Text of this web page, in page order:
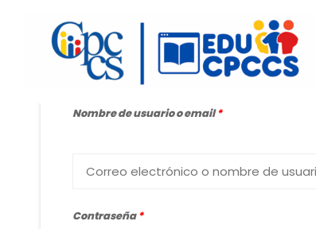
Inicio de sesión
Nombre de usuario o email*
Contraseña*